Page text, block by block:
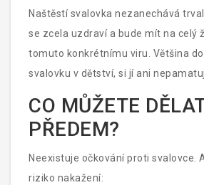
má opakující se horečky, je dobré
Někdy může být potřeba vyšetření
systému.
Naštěstí svalovka nezanechává
se zcela uzdraví a bude mít na celý
tomuto konkrétnímu viru. Většina
svalovku v dětství, si jí ani
CO MŮŽETE
PŘEDEM?
Neexistuje očkování proti svalovce.
riziko nakažení: